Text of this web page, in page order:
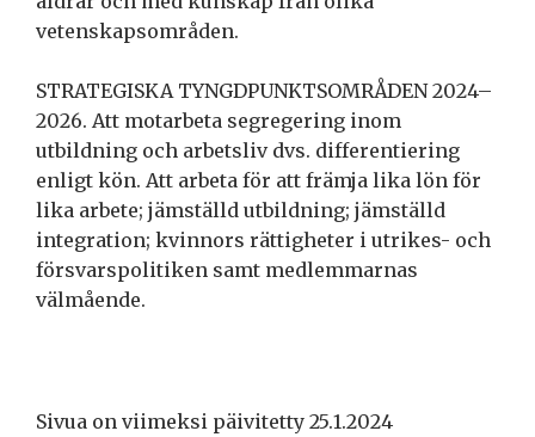
vetenskapsområden.
STRATEGISKA TYNGDPUNKTSOMRÅDEN 2024–
2026. Att motarbeta segregering inom
utbildning och arbetsliv dvs. differentiering
enligt kön. Att arbeta för att främja lika lön för
lika arbete; jämställd utbildning; jämställd
integration; kvinnors rättigheter i utrikes- och
försvarspolitiken samt medlemmarnas
välmående.
Sivua on viimeksi päivitetty 25.1.2024